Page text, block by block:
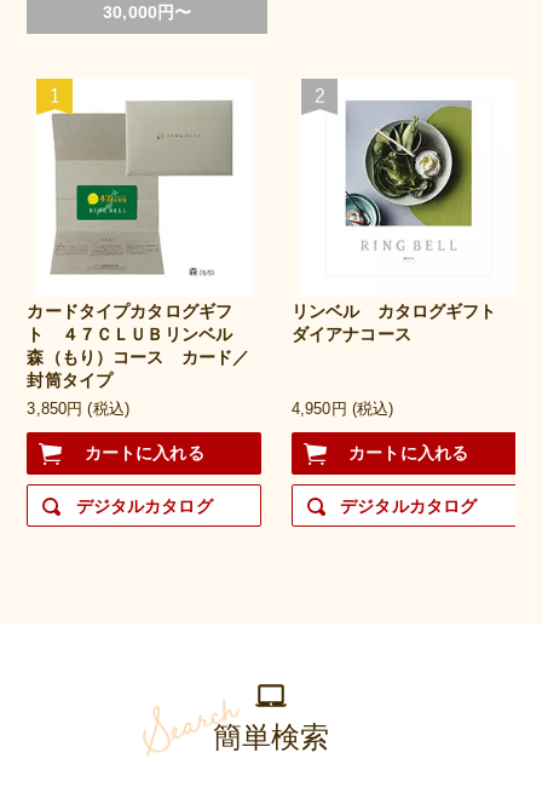
30,000円〜
カードタイプカタログギフ
ト ４７ＣＬＵＢリンベル
森（もり）コース カード／
封筒タイプ
3,850円 (税込)
カートに入れる
デジタルカタログ
リンベル カタログギフト
ダイアナコース
4,950円 (税込)
カートに入れる
デジタルカタログ
簡単検索